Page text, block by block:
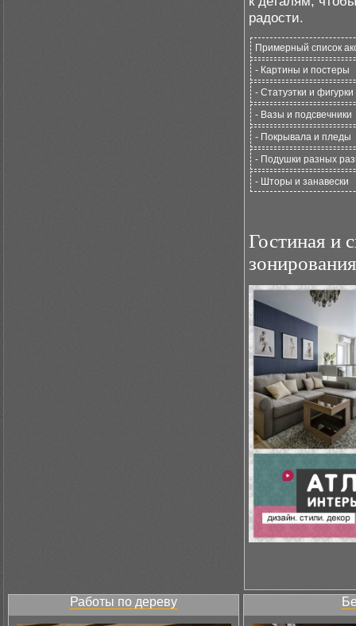
радости.
Примерный список
- Картины и постеры
- Статуэтки и фигурки
- Вазы и подсвечники
- Покрывала и пледы
- Подушки разных
- Шторы и занавески
Гостиная и
Работы по дереву